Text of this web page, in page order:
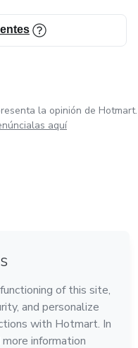
la opinión de Hotmart.
aquí